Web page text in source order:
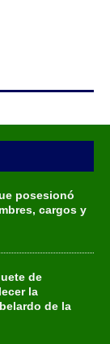
posesionó
cargos y
de
la
de la